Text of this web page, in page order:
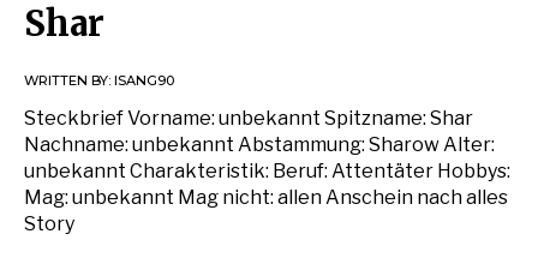
Shar
WRITTEN BY: ISANG90
Steckbrief Vorname: unbekannt Spitzname: Shar
Nachname: unbekannt Abstammung: Sharow Alter:
unbekannt Charakteristik: Beruf: Attentäter Hobbys:
Mag: unbekannt Mag nicht: allen Anschein nach alles
Story